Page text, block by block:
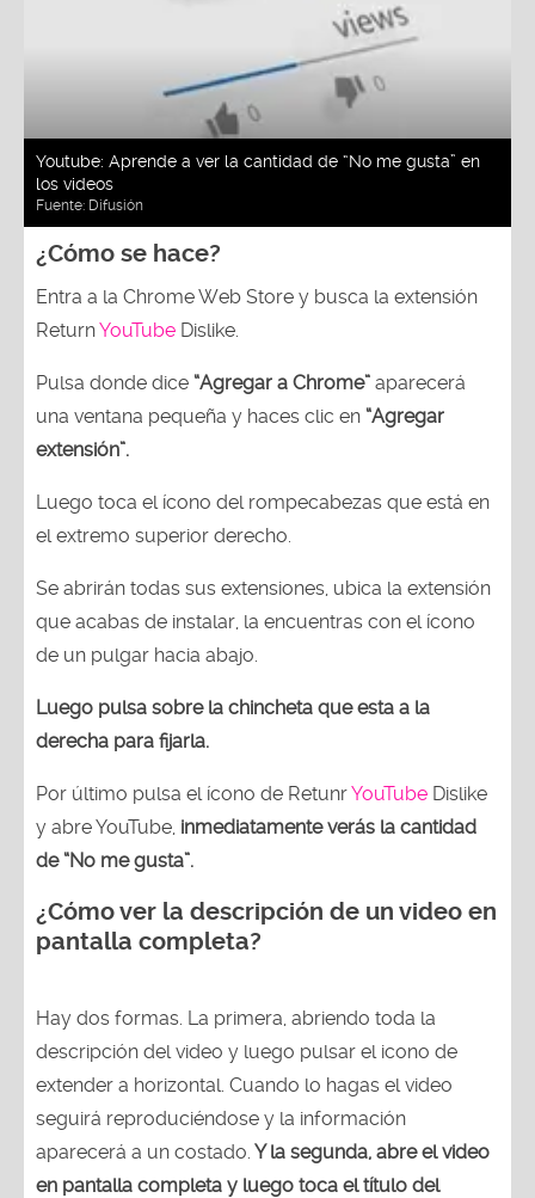
Youtube: Aprende a ver la cantidad de “No me gusta” en
los videos
Fuente: Difusión
¿Cómo se hace?
Entra a la Chrome Web Store y busca la extensión
ReturnYouTube Dislike.
Pulsa donde dice “Agregar a Chrome” aparecerá
una ventana pequeña y haces clic en “Agregar
extensión”.
Luego toca el ícono del rompecabezas que está en
el extremo superior derecho.
Se abrirán todas sus extensiones, ubica la extensión
que acabas de instalar, la encuentras con el ícono
de un pulgar hacia abajo.
Luego pulsa sobre la chincheta que esta a la
derecha para fijarla.
Por último pulsa el ícono de RetunrYouTube Dislike
y abre YouTube, inmediatamente verás la cantidad
de “No me gusta”.
¿Cómo ver la descripción de un video en
pantalla completa?
Hay dos formas. La primera, abriendo toda la
descripción del video y luego pulsar el icono de
extender a horizontal. Cuando lo hagas el video
seguirá reproduciéndose y la información
aparecerá a un costado. Y la segunda, abre el video
en pantalla completa y luego toca el título del